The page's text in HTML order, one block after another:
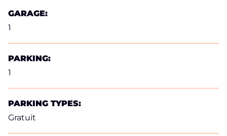
GARAGE:
1
PARKING:
1
PARKING TYPES:
Gratuit